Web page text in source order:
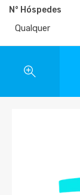
N° Hóspedes
Qualquer